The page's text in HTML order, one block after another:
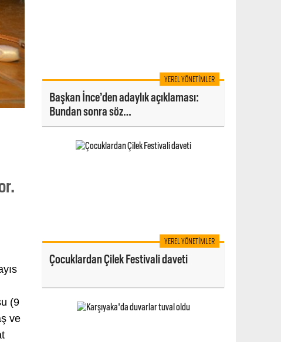
(9
ve
YEREL YÖNETIMLER
Başkan İnce’den adaylık açıklaması:
Bundan sonra söz…
YEREL YÖNETIMLER
Çocuklardan Çilek Festivali daveti